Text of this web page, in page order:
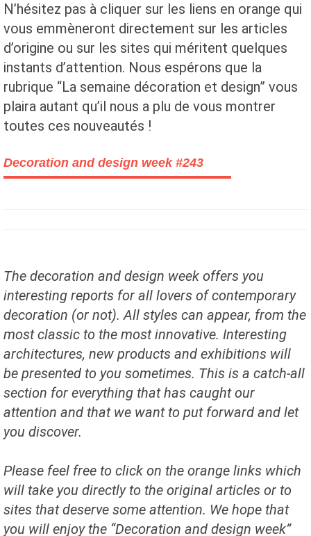
N’hésitez pas à cliquer sur les liens en orange qui
vous emmèneront directement sur les articles
d’origine ou sur les sites qui méritent quelques
instants d’attention. Nous espérons que la
rubrique “La semaine décoration et design” vous
plaira autant qu’il nous a plu de vous montrer
toutes ces nouveautés !
Decoration and design week #243
The decoration and design week offers you
interesting reports for all lovers of contemporary
decoration (or not). All styles can appear, from the
most classic to the most innovative. Interesting
architectures, new products and exhibitions will
be presented to you sometimes. This is a catch-all
section for everything that has caught our
attention and that we want to put forward and let
you discover.
Please feel free to click on the orange links which
will take you directly to the original articles or to
sites that deserve some attention. We hope that
you will enjoy the “Decoration and design week”